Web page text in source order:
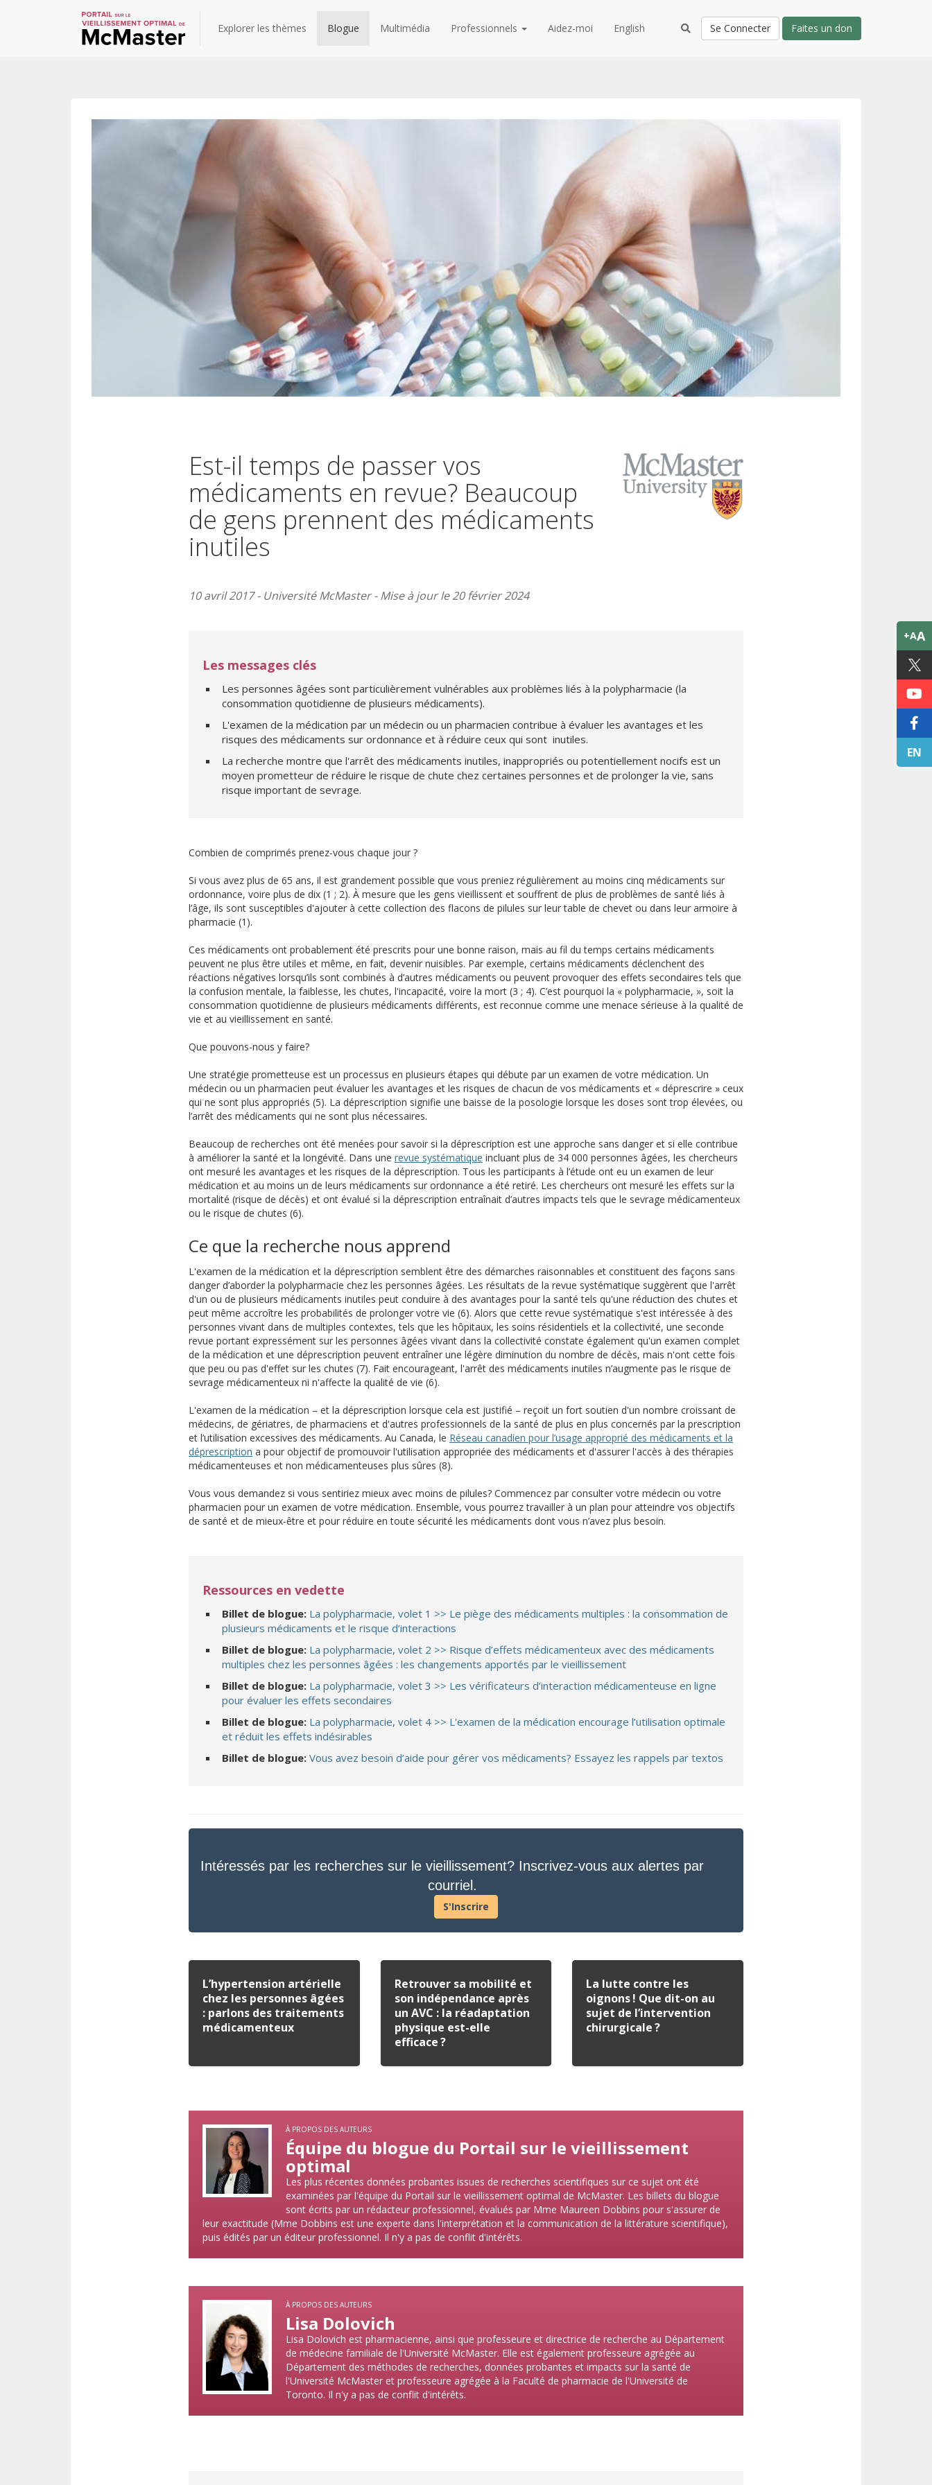
Explorer les thèmes Blogue Multimédia Professionnels Aidez-moi English Se Connecter Faites un don
Est-il temps de passer vos
médicaments en revue? Beaucoup
de gens prennent des médicaments
inutiles
10 avril 2017 - Université McMaster - Mise à jour le 20 février 2024
Les messages clés
Les personnes âgées sont particulièrement vulnérables aux problèmes liés à la polypharmacie (la
consommation quotidienne de plusieurs médicaments).
L'examen de la médication par un médecin ou un pharmacien contribue à évaluer les avantages et les
risques des médicaments sur ordonnance et à réduire ceux qui sont inutiles.
La recherche montre que l'arrêt des médicaments inutiles, inappropriés ou potentiellement nocifs est un
moyen prometteur de réduire le risque de chute chez certaines personnes et de prolonger la vie, sans
risque important de sevrage.
Combien de comprimés prenez-vous chaque jour ?
Si vous avez plus de 65 ans, il est grandement possible que vous preniez régulièrement au moins cinq médicaments sur
ordonnance, voire plus de dix (1 ; 2). À mesure que les gens vieillissent et souffrent de plus de problèmes de santé liés à
l’âge, ils sont susceptibles d'ajouter à cette collection des flacons de pilules sur leur table de chevet ou dans leur armoire à
pharmacie (1).
Ces médicaments ont probablement été prescrits pour une bonne raison, mais au fil du temps certains médicaments
peuvent ne plus être utiles et même, en fait, devenir nuisibles. Par exemple, certains médicaments déclenchent des
réactions négatives lorsqu’ils sont combinés à d’autres médicaments ou peuvent provoquer des effets secondaires tels que
la confusion mentale, la faiblesse, les chutes, l'incapacité, voire la mort (3 ; 4). C’est pourquoi la « polypharmacie, », soit la
consommation quotidienne de plusieurs médicaments différents, est reconnue comme une menace sérieuse à la qualité de
vie et au vieillissement en santé.
Que pouvons-nous y faire?
Une stratégie prometteuse est un processus en plusieurs étapes qui débute par un examen de votre médication. Un
médecin ou un pharmacien peut évaluer les avantages et les risques de chacun de vos médicaments et « déprescrire » ceux
qui ne sont plus appropriés (5). La déprescription signifie une baisse de la posologie lorsque les doses sont trop élevées, ou
l’arrêt des médicaments qui ne sont plus nécessaires.
Beaucoup de recherches ont été menées pour savoir si la déprescription est une approche sans danger et si elle contribue
à améliorer la santé et la longévité. Dans une revue systématique (s’ouvre sur un autre site)
incluant plus de 34 000 personnes âgées, les chercheurs
ont mesuré les avantages et les risques de la déprescription. Tous les participants à l’étude ont eu un examen de leur
médication et au moins un de leurs médicaments sur ordonnance a été retiré. Les chercheurs ont mesuré les effets sur la
mortalité (risque de décès) et ont évalué si la déprescription entraînait d’autres impacts tels que le sevrage médicamenteux
ou le risque de chutes (6).
Ce que la recherche nous apprend
L'examen de la médication et la déprescription semblent être des démarches raisonnables et constituent des façons sans
danger d’aborder la polypharmacie chez les personnes âgées. Les résultats de la revue systématique suggèrent que l'arrêt
d'un ou de plusieurs médicaments inutiles peut conduire à des avantages pour la santé tels qu'une réduction des chutes et
peut même accroître les probabilités de prolonger votre vie (6). Alors que cette revue systématique s'est intéressée à des
personnes vivant dans de multiples contextes, tels que les hôpitaux, les soins résidentiels et la collectivité, une seconde
revue portant expressément sur les personnes âgées vivant dans la collectivité constate également qu'un examen complet
de la médication et une déprescription peuvent entraîner une légère diminution du nombre de décès, mais n'ont cette fois
que peu ou pas d'effet sur les chutes (7). Fait encourageant, l'arrêt des médicaments inutiles n’augmente pas le risque de
sevrage médicamenteux ni n'affecte la qualité de vie (6).
L'examen de la médication – et la déprescription lorsque cela est justifié – reçoit un fort soutien d'un nombre croissant de
médecins, de gériatres, de pharmaciens et d'autres professionnels de la santé de plus en plus concernés par la prescription
et l’utilisation excessives des médicaments. Au Canada, le Réseau canadien pour l’usage approprié des médicaments et la
déprescription (s’ouvre dans une nouvelle fenêtre)
(s’ouvre sur un autre site)
a pour objectif de promouvoir l'utilisation appropriée des médicaments et d'assurer l'accès à des thérapies
médicamenteuses et non médicamenteuses plus sûres (8).
Vous vous demandez si vous sentiriez mieux avec moins de pilules? Commencez par consulter votre médecin ou votre
pharmacien pour un examen de votre médication. Ensemble, vous pourrez travailler à un plan pour atteindre vos objectifs
de santé et de mieux-être et pour réduire en toute sécurité les médicaments dont vous n’avez plus besoin.
Ressources en vedette
Billet de blogue: La polypharmacie, volet 1 >> Le piège des médicaments multiples : la consommation de
plusieurs médicaments et le risque d’interactions
Billet de blogue: La polypharmacie, volet 2 >> Risque d’effets médicamenteux avec des médicaments
multiples chez les personnes âgées : les changements apportés par le vieillissement
Billet de blogue: La polypharmacie, volet 3 >> Les vérificateurs d’interaction médicamenteuse en ligne
pour évaluer les effets secondaires
Billet de blogue: La polypharmacie, volet 4 >> L'examen de la médication encourage l’utilisation optimale
et réduit les effets indésirables
Billet de blogue: Vous avez besoin d’aide pour gérer vos médicaments? Essayez les rappels par textos
Intéressés par les recherches sur le vieillissement? Inscrivez-vous aux alertes par
courriel.
S'Inscrire
L’hypertension artérielle
chez les personnes âgées
: parlons des traitements
médicamenteux
Retrouver sa mobilité et
son indépendance après
un AVC : la réadaptation
physique est-elle
efficace ?
La lutte contre les
oignons ! Que dit-on au
sujet de l’intervention
chirurgicale ?
À PROPOS DES AUTEURS
Équipe du blogue du Portail sur le vieillissement
optimal
Les plus récentes données probantes issues de recherches scientifiques sur ce sujet ont été
examinées par l'équipe du Portail sur le vieillissement optimal de McMaster. Les billets du blogue
sont écrits par un rédacteur professionnel, évalués par Mme Maureen Dobbins pour s'assurer de
leur exactitude (Mme Dobbins est une experte dans l'interprétation et la communication de la littérature scientifique),
puis édités par un éditeur professionnel. Il n'y a pas de conflit d'intérêts.
À PROPOS DES AUTEURS
Lisa Dolovich
Lisa Dolovich est pharmacienne, ainsi que professeure et directrice de recherche au Département
de médecine familiale de l'Université McMaster. Elle est également professeure agrégée au
Département des méthodes de recherches, données probantes et impacts sur la santé de
l'Université McMaster et professeure agrégée à la Faculté de pharmacie de l'Université de
Toronto. Il n'y a pas de conflit d'intérêts.
+AA
EN